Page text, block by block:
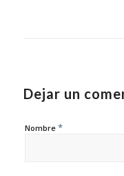
Dejar un
Nombre *